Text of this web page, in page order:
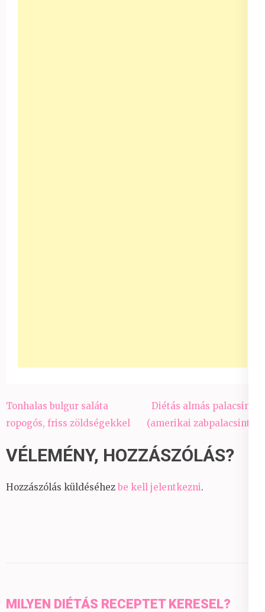
Bejegyzés
navigáció
Tonhalas bulgur saláta
ropogós, friss zöldségekkel
Diétás almás palacsinta
(amerikai zabpalacsinta)
VÉLEMÉNY, HOZZÁSZÓLÁS?
Hozzászólás küldéséhez be kell jelentkezni.
MILYEN DIÉTÁS RECEPTET KERESEL?